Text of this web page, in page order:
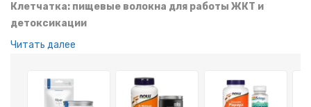
Клетчатка: пищевые волокна для работы ЖКТ и
детоксикации
Клетчатка – природный компонент, который поддерживает
пищеварение и способствует очищению организма. Она
помогает регулировать уровень сахара и холестерина в
Читать далее